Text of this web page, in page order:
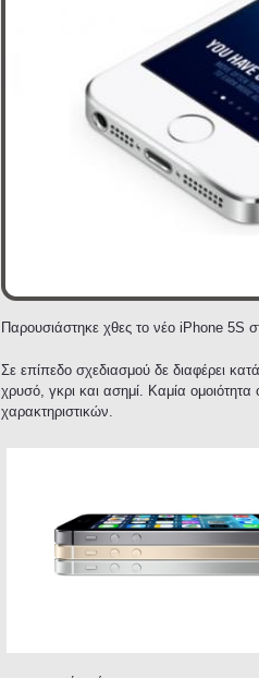
Παρουσιάστηκε χθες το νέο iPhone
Σε επίπεδο σχεδιασμού δε διαφέρει
χρυσό, γκρι και ασημί. Καμία
χαρακτηριστικών.